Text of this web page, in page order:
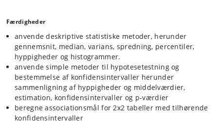
Færdigheder
anvende deskriptive statistiske metoder, herunder
gennemsnit, median, varians, spredning, percentiler,
hyppigheder og histogrammer.
anvende simple metoder til hypotesetestning og
bestemmelse af konfidensintervaller herunder
sammenligning af hyppigheder og middelværdier,
estimation, konfidensintervaller og p-værdier
beregne associationsmål for 2x2 tabeller med tilhørende
konfidensintervaller